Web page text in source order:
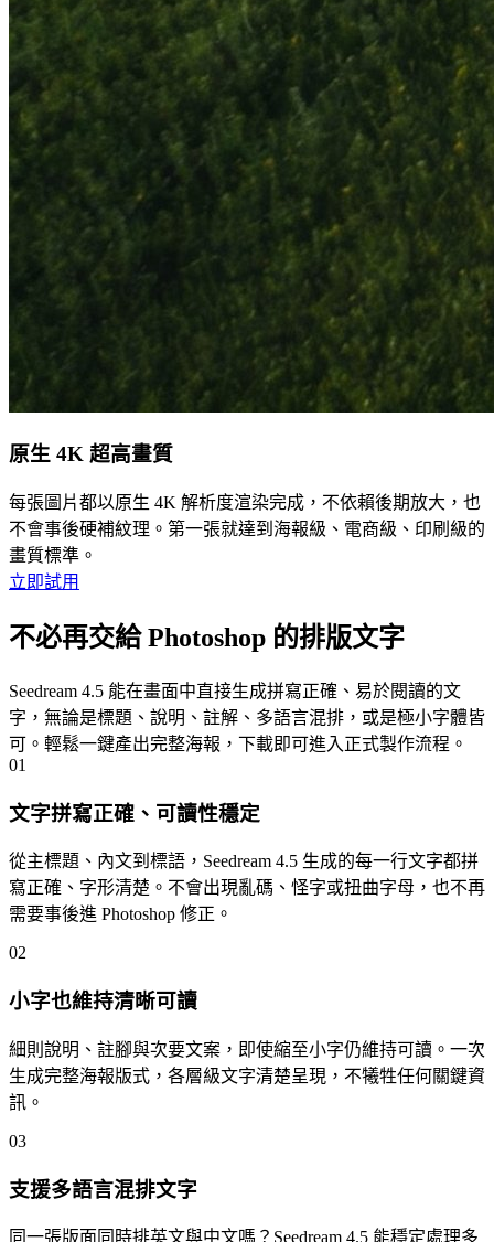
原生 4K 超高畫質
每張圖片都以原生 4K 解析度渲染完成，不依賴後期放大，也
不會事後硬補紋理。第一張就達到海報級、電商級、印刷級的
畫質標準。
立即試用
不必再交給 Photoshop 的排版文字
Seedream 4.5 能在畫面中直接生成拼寫正確、易於閱讀的文
字，無論是標題、說明、註解、多語言混排，或是極小字體皆
可。輕鬆一鍵產出完整海報，下載即可進入正式製作流程。
01
文字拼寫正確、可讀性穩定
從主標題、內文到標語，Seedream 4.5 生成的每一行文字都拼
寫正確、字形清楚。不會出現亂碼、怪字或扭曲字母，也不再
需要事後進 Photoshop 修正。
02
小字也維持清晰可讀
細則說明、註腳與次要文案，即使縮至小字仍維持可讀。一次
生成完整海報版式，各層級文字清楚呈現，不犧牲任何關鍵資
訊。
03
支援多語言混排文字
同一張版面同時排英文與中文嗎？Seedream 4.5 能穩定處理多